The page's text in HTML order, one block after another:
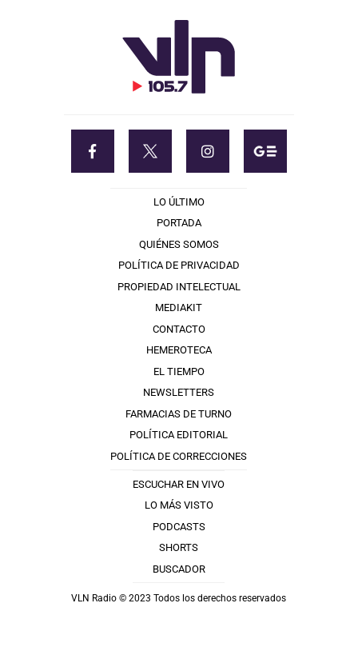
LO ÚLTIMO
PORTADA
QUIÉNES SOMOS
POLÍTICA DE PRIVACIDAD
PROPIEDAD INTELECTUAL
MEDIAKIT
CONTACTO
HEMEROTECA
EL TIEMPO
NEWSLETTERS
FARMACIAS DE TURNO
POLÍTICA EDITORIAL
POLÍTICA DE CORRECCIONES
ESCUCHAR EN VIVO
LO MÁS VISTO
PODCASTS
SHORTS
BUSCADOR
VLN Radio © 2023 Todos los derechos reservados